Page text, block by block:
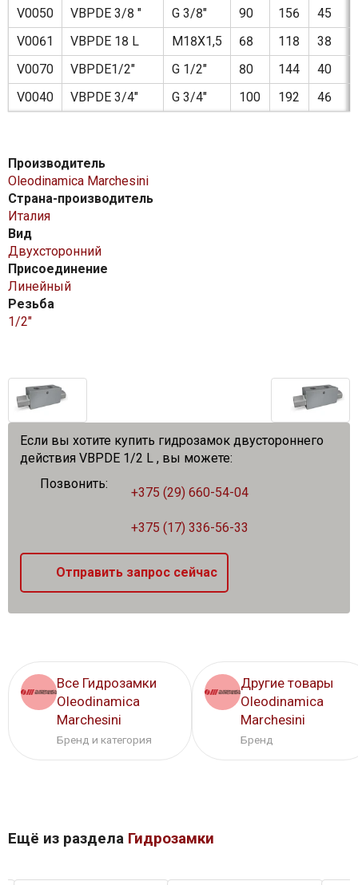
V0050 VBPDE 3/8 " G 3/8" 90 156 45
V0061
VBPDE 18 L M18X1,5 68 118 38
V0070
VBPDE1/2" G 1/2" 80 144 40
V0040
VBPDE 3/4" G 3/4" 100 192 46
Производитель
Oleodinamica Marchesini
Страна-производитель
Италия
Вид
Двухсторонний
Присоединение
Линейный
Резьба
1/2″
Если вы хотите купить гидрозамок двустороннего
действия VBPDE 1/2 L , вы можете:
Позвонить:
+375 (29) 660-54-04
+375 (17) 336-56-33
Отправить запрос сейчас
Все Гидрозамки
Oleodinamica
Marchesini
Бренд и категория
Другие товары
Oleodinamica
Marchesini
Бренд
Ещё из раздела Гидрозамки